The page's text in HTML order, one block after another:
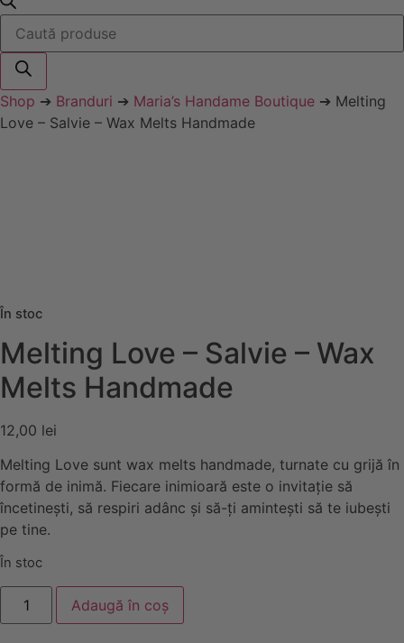
Products
search
Shop ➔ Branduri ➔ Maria’s Handame Boutique ➔ Melting
Love – Salvie – Wax Melts Handmade
În stoc
Melting Love – Salvie – Wax
Melts Handmade
12,00 lei
Melting Love sunt wax melts handmade, turnate cu grijă în
formă de inimă. Fiecare inimioară este o invitație să
încetinești, să respiri adânc și să-ți amintești să te iubești
pe tine.
În stoc
Cantitate
Melting
Love
Adaugă în coș